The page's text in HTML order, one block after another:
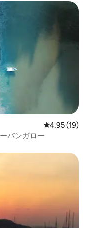
レビュー19
4.95 (19)
バンガロー